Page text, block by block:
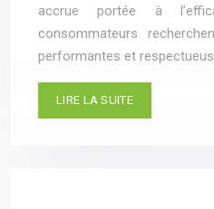
accrue portée à
consommateurs
performantes et
LIRE LA SUITE